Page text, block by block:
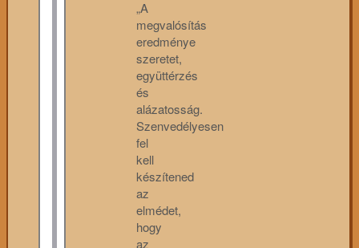
„A
megvalósítás
eredménye
szeretet,
együttérzés
és
alázatosság.
Szenvedélyesen
fel
kell
készítened
az
elmédet,
hogy
az